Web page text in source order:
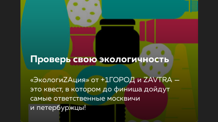
Проверь свою экологичность
«ЭкологиZAция» от +1ГОРОД и ZAVTRA —
это квест, в котором до финиша дойдут
самые ответственные москвичи
и петербуржцы!